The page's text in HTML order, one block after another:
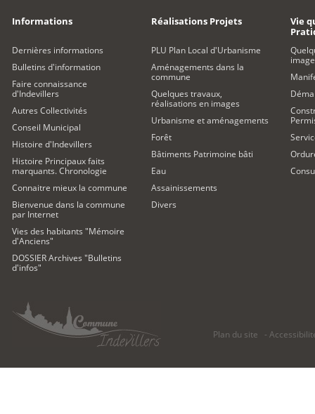
Informations
Dernières informations
Bulletins d'information
Faire connaissance
d'Indevillers
Autres Collectivités
Conseil Municipal
Histoire d'Indevillers
Histoire Principaux faits
marquants. Chronologie
Connaitre mieux la commune
Bienvenue dans la commune
par Internet
Vies des habitants "Mémoire
d'Anciens"
DOSSIER Archives "Bulletins
d'infos"
Réalisations Projets
PLU Plan Local d'Urbanisme
Aménagements dans la
commune
Quelques travaux,
réalisations en images
Urbanisme et aménagements
Forêt
Bâtiments Patrimoine bâti
Eau
Assainissements
Divers
Vie
Plan du site